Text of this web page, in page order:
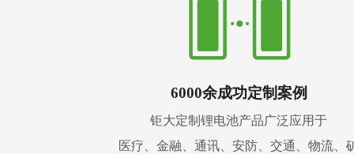
6000余成功定制案例
钜大定制锂电池产品广泛应用于
医疗、金融、通讯、安防、交通、物流、